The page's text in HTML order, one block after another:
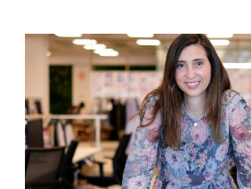
N
S
D
E
L
E
I